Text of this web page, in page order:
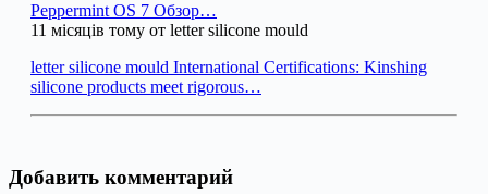
Peppermint OS 7 Обзор…
11 місяців тому от letter silicone mould
letter silicone mould International Certifications: Kinshing
silicone products meet rigorous…
Добавить комментарий